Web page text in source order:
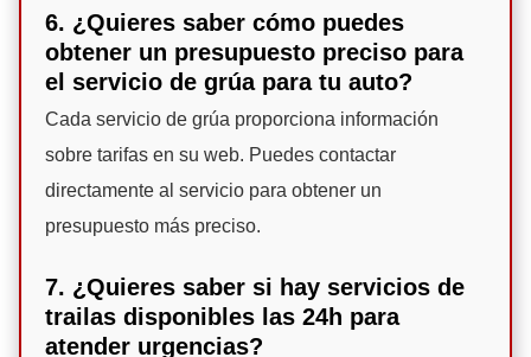
6. ¿Quieres saber cómo puedes
obtener un presupuesto preciso para
el servicio de grúa para tu auto?
Cada servicio de grúa proporciona información
sobre tarifas en su web. Puedes contactar
directamente al servicio para obtener un
presupuesto más preciso.
7. ¿Quieres saber si hay servicios de
trailas disponibles las 24h para
atender urgencias?